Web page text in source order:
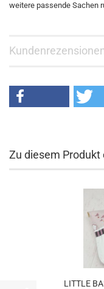
weitere passende Sachen
Zu diesem
LITTLE